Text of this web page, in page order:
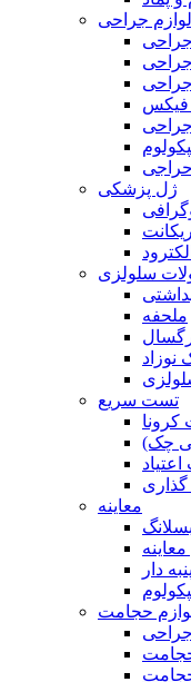
لوازم جراحی
جراحی
حراجی
ژل پزشکی
سلولزی
ملحفه
نوزاد
تست سریع
چک)
معاینه
آبسلانگ
دار
حجامت
جراحی